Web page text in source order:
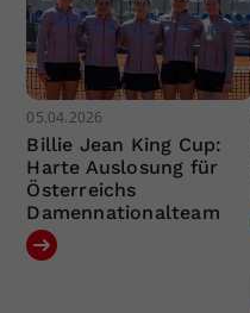
05.04.2026
Billie Jean King Cup:
Harte Auslosung für
Österreichs
Damennationalteam